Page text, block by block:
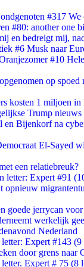
#317 We
#80: another one
en bedreigt mij,
#6 Musk naar
#10
op spoed
kosten 1 miljoen
Trump nieuws
en Bijenkorf na
El-Sayed
een relatiebreuk?
letter: Expert #91
goede jerrycan
werkelijk
Nederland
letter: Expert #143 (9
door grens naar
letter. Expert # 75 (8